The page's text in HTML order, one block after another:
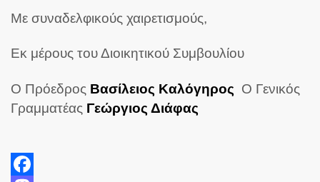
Με συναδελφικούς χαιρετισμούς,
Εκ μέρους του Διοικητικού Συμβουλίου
Ο Πρόεδρος Βασίλειος Καλόγηρος Ο Γενικός
Γραμματέας Γεώργιος Διάφας